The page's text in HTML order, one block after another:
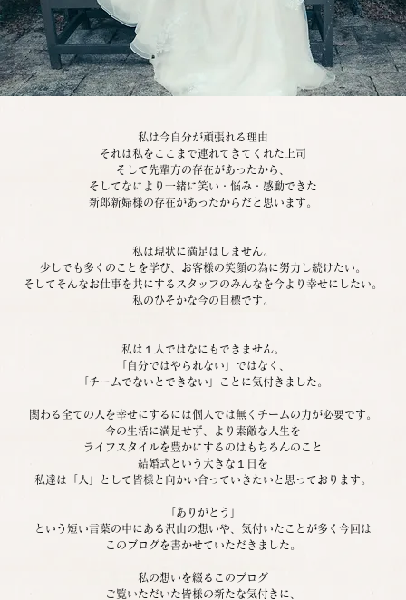
私は今自分が頑張れる理由
それは私をここまで連れてきてくれた上司
そして先輩方の存在があったから、
そしてなにより一緒に笑い・悩み・感動できた
新郎新婦様の存在があったからだと思います。
私は現状に満足はしません。
少しでも多くのことを学び、お客様の笑顔の為に努力し続けたい。
そしてそんなお仕事を共にするスタッフのみんなを今より幸せにしたい。
私のひそかな今の目標です。
私は１人ではなにもできません。
「自分ではやられない」ではなく、
「チームでないとできない」ことに気付きました。
関わる全ての人を幸せにするには個人では無くチームの力が必要です。
今の生活に満足せず、より素敵な人生を
ライフスタイルを豊かにするのはもちろんのこと
結婚式という大きな１日を
私達は「人」として皆様と向かい合っていきたいと思っております。
「ありがとう」
という短い言葉の中にある沢山の想いや、気付いたことが多く今回は
このブログを書かせていただきました。
私の想いを綴るこのブログ
ご覧いただいた皆様の新たな気付きに、